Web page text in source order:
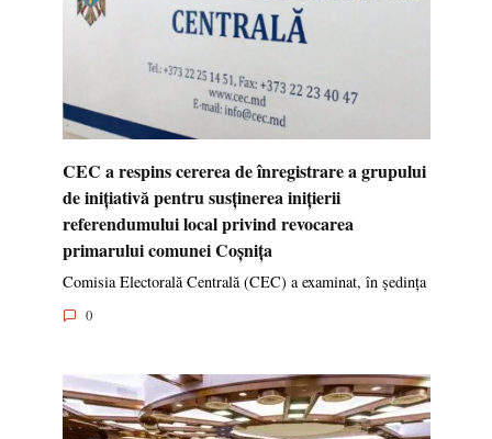
CEC a respins cererea de înregistrare a grupului
de inițiativă pentru susținerea inițierii
referendumului local privind revocarea
primarului comunei Coșnița
Comisia Electorală Centrală (CEC) a examinat, în ședința
0